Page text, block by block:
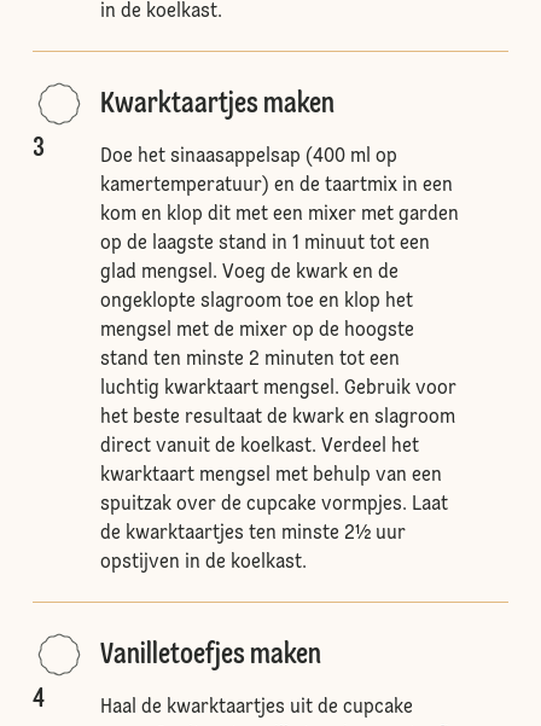
in de koelkast.
3
Kwarktaartjes maken
Doe het sinaasappelsap (400 ml op
kamertemperatuur) en de taartmix in een
kom en klop dit met een mixer met garden
op de laagste stand in 1 minuut tot een
glad mengsel. Voeg de kwark en de
ongeklopte slagroom toe en klop het
mengsel met de mixer op de hoogste
stand ten minste 2 minuten tot een
luchtig kwarktaart mengsel. Gebruik voor
het beste resultaat de kwark en slagroom
direct vanuit de koelkast. Verdeel het
kwarktaart mengsel met behulp van een
spuitzak over de cupcake vormpjes. Laat
de kwarktaartjes ten minste 2½ uur
opstijven in de koelkast.
4
Vanilletoefjes maken
Haal de kwarktaartjes uit de cupcake